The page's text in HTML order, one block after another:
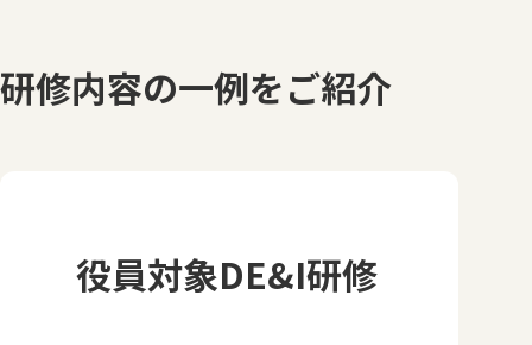
研修内容の一例をご紹介
役員対象DE&I研修